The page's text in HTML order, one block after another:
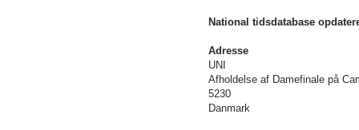
National tidsdatabase
Adresse
UNI
Afholdelse af Damefinale på
5230
Danmark